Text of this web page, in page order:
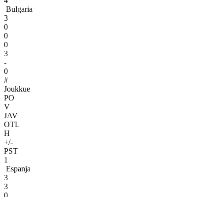
Bulgaria
3
0
0
0
3
-
0
#
Joukkue
PO
V
JAV
OTL
H
+/-
PST
1
Espanja
3
3
0